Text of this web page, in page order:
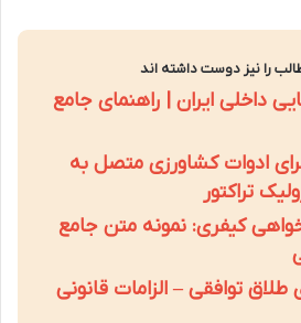
را نیز دوست داشته اند
داخلی ایران | راهنمای جامع
ادوات کشاورزی متصل به
تراکتور
کیفری: نمونه متن جامع
طلاق توافقی – الزامات قانونی